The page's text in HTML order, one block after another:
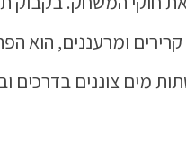
ומרעננים, הוא
מים צוננים בדרכים